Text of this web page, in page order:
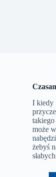
I kiedy
może
żebyś